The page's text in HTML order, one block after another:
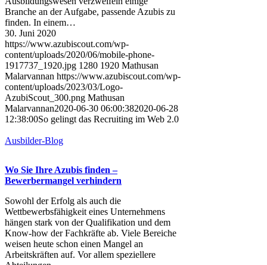
Branche an der Aufgabe, passende Azubis zu
finden. In einem…
30. Juni 2020
https://www.azubiscout.com/wp-
content/uploads/2020/06/mobile-phone-
1917737_1920.jpg 1280 1920 Mathusan
Malarvannan https://www.azubiscout.com/wp-
content/uploads/2023/03/Logo-
AzubiScout_300.png Mathusan
Malarvannan2020-06-30 06:00:382020-06-28
12:38:00So gelingt das Recruiting im Web 2.0
Ausbilder-Blog
Wo Sie Ihre Azubis finden –
Bewerbermangel verhindern
Sowohl der Erfolg als auch die
Wettbewerbsfähigkeit eines Unternehmens
hängen stark von der Qualifikation und dem
Know-how der Fachkräfte ab. Viele Bereiche
weisen heute schon einen Mangel an
Arbeitskräften auf. Vor allem speziellere